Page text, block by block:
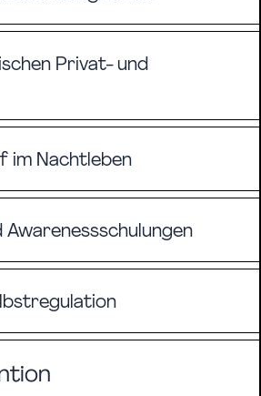
Privat- und
im Nachtleben